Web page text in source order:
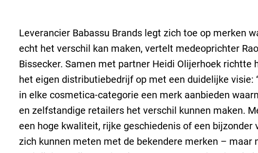
Leverancier Babassu Brands legt zich toe op merken
echt het verschil kan maken, vertelt medeoprichter
Bissecker. Samen met partner Heidi Olijerhoek richtte
het eigen distributiebedrijf op met een duidelijke visie:
in elke cosmetica-categorie een merk aanbieden
en zelfstandige retailers het verschil kunnen maken.
een hoge kwaliteit, rijke geschiedenis of een bijzonder
zich kunnen meten met de bekendere merken – maar